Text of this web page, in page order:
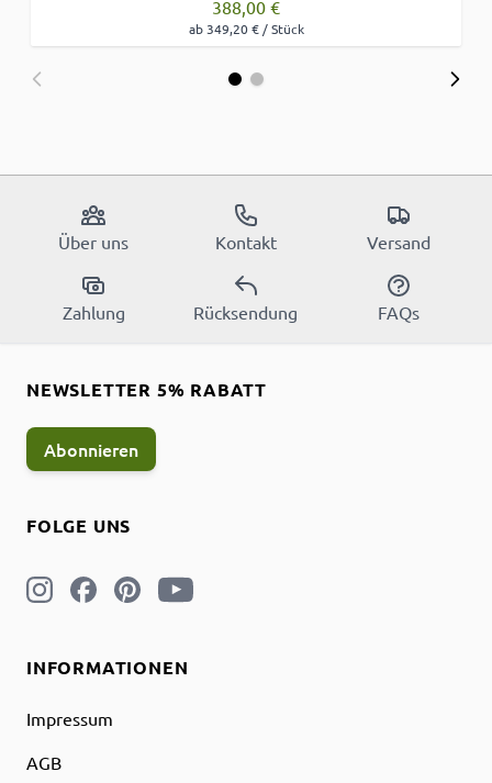
388,00 €
ab 349,20 € / Stück
Über uns Kontakt Versand
Zahlung Rücksendung FAQs
INFORMATIONEN
Impressum
AGB
FOLGE UNS
NEWSLETTER 5% RABATT
Abonnieren